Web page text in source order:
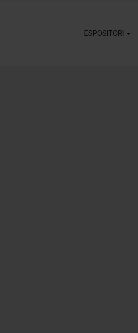
ESPOSITORI